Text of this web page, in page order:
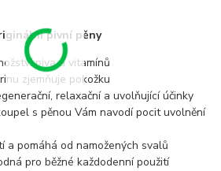
pivní pěny
piva a vitamínů
zjemňuje pokožku
relaxační a uvolňující účinky
s pěnou Vám navodí pocit uvolnění
a pomáhá od namožených svalů
pro běžné každodenní použití